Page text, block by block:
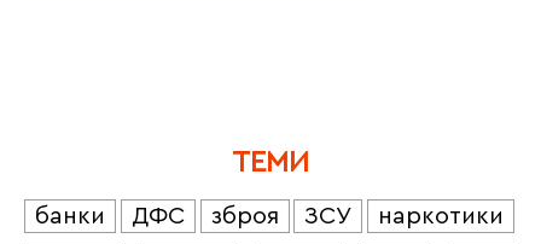
ТЕМИ
банки ДФС зброя ЗСУ
наркотики